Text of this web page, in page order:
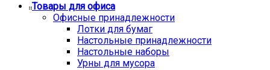
Товары для офиса
Офисные принадлежности
Лотки для бумаг
Настольные принадлежности
Настольные наборы
Урны для мусора